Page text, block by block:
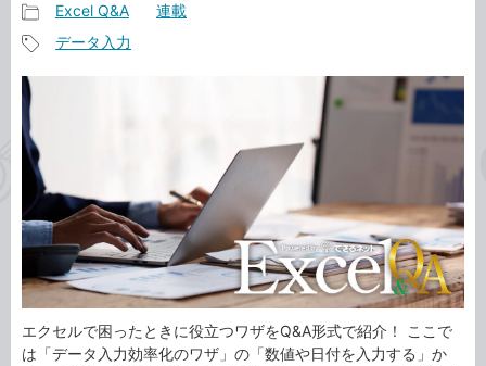
事
カ
リ
Excel Q&A 連載
データ入力
エクセルで困ったときに役立つワザをQ&A形式で紹介！ ここで
は「データ入力効率化のワザ」の「数値や日付を入力する」か